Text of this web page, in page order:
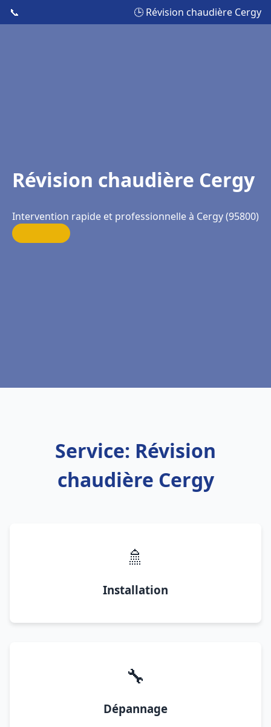
📞 🕒 Révision chaudière Cergy
Révision chaudière Cergy
Intervention rapide et professionnelle à Cergy (95800)
Service: Révision
chaudière Cergy
🚿
Installation
🔧
Dépannage